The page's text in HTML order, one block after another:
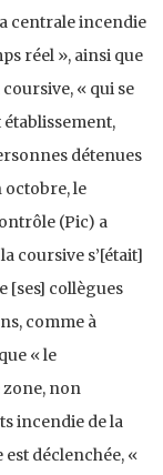
centrale incendie
réel », ainsi que
« qui se
détenues
octobre, le
(Pic) a
coursive s’[était]
[ses] collègues
comme à
« le
non
incendie de la
déclenchée, «